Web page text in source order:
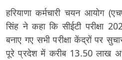
हरियाणा कर्मचारी चयन आयोग
सिंह ने कहा कि सीईटी परीक्षा
बनाए गए सभी परीक्षा केंद्रों पर
पूरे प्रदेश में करीब 13.50 लाख